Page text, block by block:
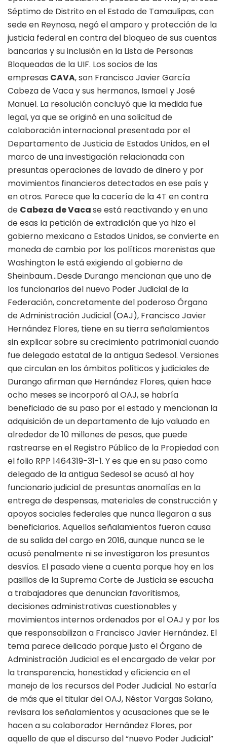
Séptimo de Distrito en el Estado de Tamaulipas, con
sede en Reynosa, negó el amparo y protección de la
justicia federal en contra del bloqueo de sus cuentas
bancarias y su inclusión en la Lista de Personas
Bloqueadas de la UIF. Los socios de las
empresas CAVA, son Francisco Javier García
Cabeza de Vaca y sus hermanos, Ismael y José
Manuel. La resolución concluyó que la medida fue
legal, ya que se originó en una solicitud de
colaboración internacional presentada por el
Departamento de Justicia de Estados Unidos, en el
marco de una investigación relacionada con
presuntas operaciones de lavado de dinero y por
movimientos financieros detectados en ese país y
en otros. Parece que la cacería de la 4T en contra
de Cabeza de Vacase está reactivando y en una
de esas la petición de extradición que ya hizo el
gobierno mexicano a Estados Unidos, se convierte en
moneda de cambio por los políticos morenistas que
Washington le está exigiendo al gobierno de
Sheinbaum…Desde Durango mencionan que uno de
los funcionarios del nuevo Poder Judicial de la
Federación, concretamente del poderoso Órgano
de Administración Judicial (OAJ), Francisco Javier
Hernández Flores, tiene en su tierra señalamientos
sin explicar sobre su crecimiento patrimonial cuando
fue delegado estatal de la antigua Sedesol. Versiones
que circulan en los ámbitos políticos y judiciales de
Durango afirman que Hernández Flores, quien hace
ocho meses se incorporó al OAJ, se habría
beneficiado de su paso por el estado y mencionan la
adquisición de un departamento de lujo valuado en
alrededor de 10 millones de pesos, que puede
rastrearse en el Registro Público de la Propiedad con
el folio RPP 1464319-31-1. Y es que en su paso como
delegado de la antigua Sedesol se acusó al hoy
funcionario judicial de presuntas anomalías en la
entrega de despensas, materiales de construcción y
apoyos sociales federales que nunca llegaron a sus
beneficiarios. Aquellos señalamientos fueron causa
de su salida del cargo en 2016, aunque nunca se le
acusó penalmente ni se investigaron los presuntos
desvíos. El pasado viene a cuenta porque hoy en los
pasillos de la Suprema Corte de Justicia se escucha
a trabajadores que denuncian favoritismos,
decisiones administrativas cuestionables y
movimientos internos ordenados por el OAJ y por los
que responsabilizan a Francisco Javier Hernández. El
tema parece delicado porque justo el Órgano de
Administración Judicial es el encargado de velar por
la transparencia, honestidad y eficiencia en el
manejo de los recursos del Poder Judicial. No estaría
de más que el titular del OAJ, Néstor Vargas Solano,
revisara los señalamientos y acusaciones que se le
hacen a su colaborador Hernández Flores, por
aquello de que el discurso del “nuevo Poder Judicial”